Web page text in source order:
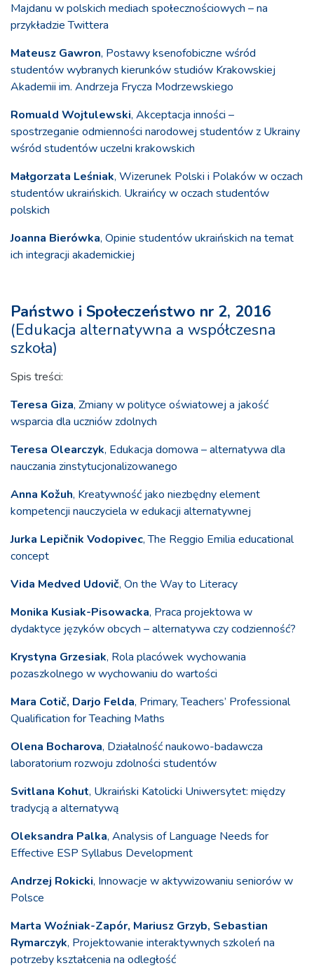
Majdanu w polskich mediach społecznościowych – na
przykładzie Twittera
Mateusz Gawron, Postawy ksenofobiczne wśród
studentów wybranych kierunków studiów Krakowskiej
Akademii im. Andrzeja Frycza Modrzewskiego
Romuald Wojtulewski, Akceptacja inności –
spostrzeganie odmienności narodowej studentów z Ukrainy
wśród studentów uczelni krakowskich
Małgorzata Leśniak, Wizerunek Polski i Polaków w oczach
studentów ukraińskich. Ukraińcy w oczach studentów
polskich
Joanna Bierówka, Opinie studentów ukraińskich na temat
ich integracji akademickiej
Państwo i Społeczeństwo nr 2, 2016
(Edukacja alternatywna a współczesna
szkoła)
Spis treści:
Teresa Giza, Zmiany w polityce oświatowej a jakość
wsparcia dla uczniów zdolnych
Teresa Olearczyk, Edukacja domowa – alternatywa dla
nauczania zinstytucjonalizowanego
Anna Kožuh, Kreatywność jako niezbędny element
kompetencji nauczyciela w edukacji alternatywnej
Jurka Lepičnik Vodopivec, The Reggio Emilia educational
concept
Vida Medved Udovič, On the Way to Literacy
Monika Kusiak-Pisowacka, Praca projektowa w
dydaktyce języków obcych – alternatywa czy codzienność?
Krystyna Grzesiak, Rola placówek wychowania
pozaszkolnego w wychowaniu do wartości
Mara Cotič, Darjo Felda, Primary, Teachers’ Professional
Qualification for Teaching Maths
Olena Bocharova, Działalność naukowo-badawcza
laboratorium rozwoju zdolności studentów
Svitlana Kohut, Ukraiński Katolicki Uniwersytet: między
tradycją a alternatywą
Oleksandra Palka, Analysis of Language Needs for
Effective ESP Syllabus Development
Andrzej Rokicki, Innowacje w aktywizowaniu seniorów w
Polsce
Marta Woźniak-Zapór, Mariusz Grzyb, Sebastian
Rymarczyk, Projektowanie interaktywnych szkoleń na
potrzeby kształcenia na odległość